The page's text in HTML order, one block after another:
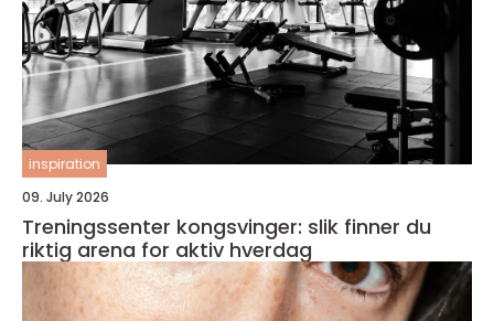
inspiration
09. July 2026
Treningssenter kongsvinger: slik finner du
riktig arena for aktiv hverdag